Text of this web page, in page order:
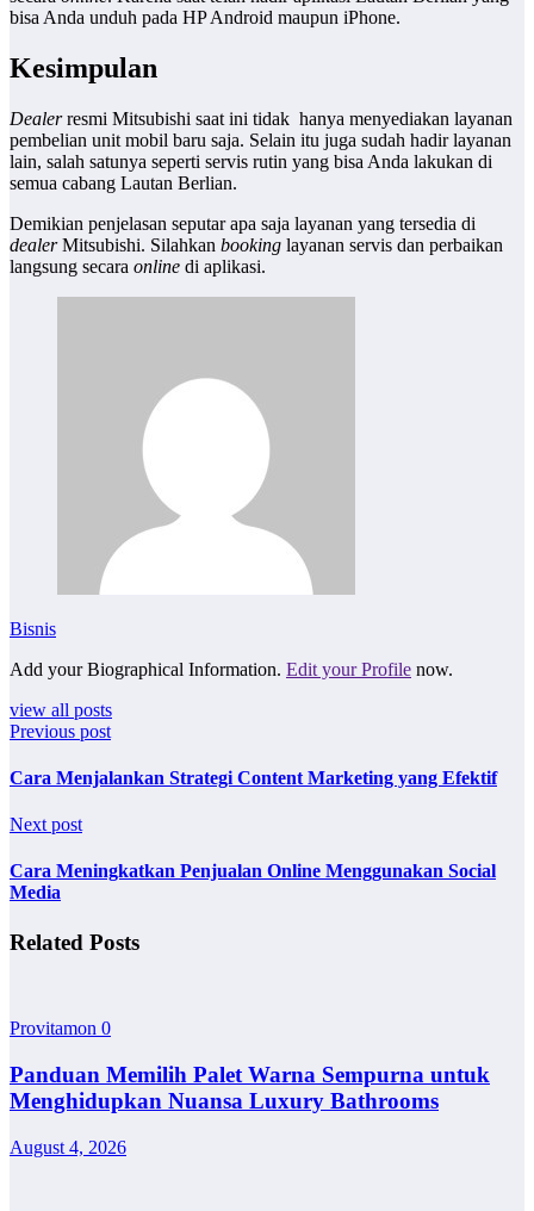
bisa Anda unduh pada HP Android maupun iPhone.
Kesimpulan
Dealerresmi Mitsubishi saat ini tidak hanya menyediakan layanan
pembelian unit mobil baru saja. Selain itu juga sudah hadir layanan
lain, salah satunya seperti servis rutin yang bisa Anda lakukan di
semua cabang Lautan Berlian.
Demikian penjelasan seputar apa saja layanan yang tersedia di
dealerMitsubishi. Silahkan booking layanan servis dan perbaikan
langsung secara online di aplikasi.
Bisnis
Add your Biographical Information. Edit your Profile now.
view all posts
Previous post
Cara Menjalankan Strategi Content Marketing yang Efektif
Next post
Cara Meningkatkan Penjualan Online Menggunakan Social
Media
Related Posts
Provitamon 0
Panduan Memilih Palet Warna Sempurna untuk
Menghidupkan Nuansa Luxury Bathrooms
August 4, 2026